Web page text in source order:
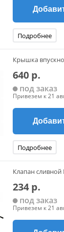
Подробнее
Крышка
640 р.
под заказ
Привезем к 21
Подробнее
Клапан
234 р.
под заказ
Привезем к 21